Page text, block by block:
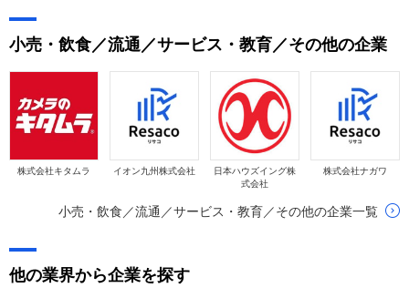
転職しましょう。
小売・飲食／流通／サービス・教育／その他の企業
株式会社キタムラ イオン九州株式会社
日本ハウズイング株
式会社
株式会社ナガワ
小売・飲食／流通／サービス・教育／その他の企業一覧
他の業界から企業を探す